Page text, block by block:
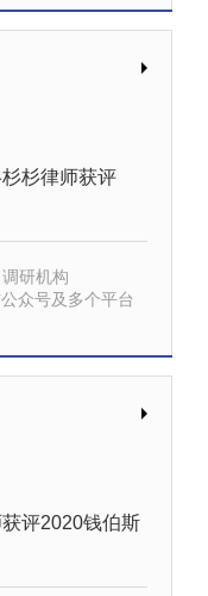
杉律师获评
研机构
众号及多个平台
评2020钱伯斯